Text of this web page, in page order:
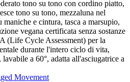
tono su tono con cordino piatto,
tono su tono, mezzaluna nel
e cintura, tasca a marsupio,
vegana certificata senza sostanze
(Life Cycle Assessment) per la
durante l'intero ciclo di vita,
a 60°, adatta all'asciugatrice a
Movement